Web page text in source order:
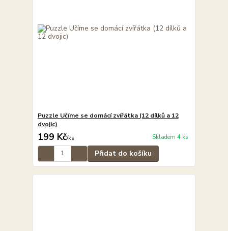
Puzzle Učíme se domácí zvířátka (12 dílků a 12
dvojic)
199 Kč/ks Skladem 4 ks
Přidat do košíku